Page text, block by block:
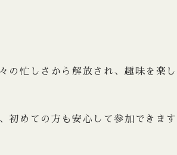
の忙しさから解放され、趣味を楽
初めての方も安心して参加できま